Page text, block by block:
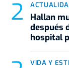
Hallan
después
hospital
VIDA Y